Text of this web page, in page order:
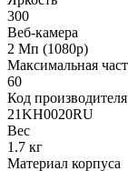
300
Веб-камера
2 Мп (1080p)
Максимальная
60
Код производителя
21KH0020RU
Вес
1.7 кг
Материал корпуса